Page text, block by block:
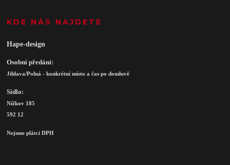
KDE NÁS NAJDETE
Hape-design
Osobní předání:
Jihlava/Polná - konkrétní místo a čas po domluvě
Sídlo:
Nížkov 185
592 12
Nejsme plátci DPH